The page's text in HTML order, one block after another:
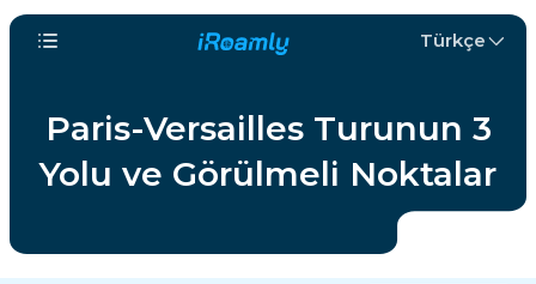
Türkçe
Paris-Versailles Turunun 3
Yolu ve Görülmeli Noktalar